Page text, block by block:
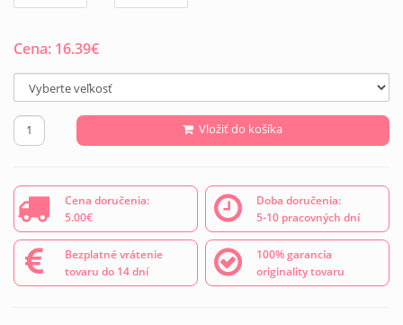
Cena: 16.39€
Vložiť do košíka
Cena doručenia:
5.00€
Doba doručenia:
5-10 pracovných dní
Bezplatné vrátenie
tovaru do 14 dní
100% garancia
originality tovaru